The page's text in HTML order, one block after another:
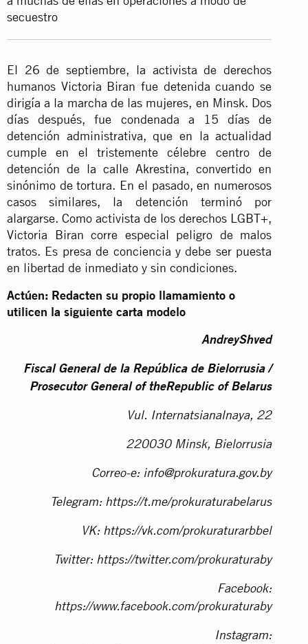
secuestro
El 26 de septiembre, la activista de derechos
humanos Victoria Biran fue detenida cuando se
dirigía a la marcha de las mujeres, en Minsk. Dos
días después, fue condenada a 15 días de
detención administrativa, que en la actualidad
cumple en el tristemente célebre centro de
detención de la calle Akrestina, convertido en
sinónimo de tortura. En el pasado, en numerosos
casos similares, la detención terminó por
alargarse. Como activista de los derechos LGBT+,
Victoria Biran corre especial peligro de malos
tratos. Es presa de conciencia y debe ser puesta
en libertad de inmediato y sin condiciones.
Actúen: Redacten su propio llamamiento o
utilicen la siguiente carta modelo
AndreyShved
Fiscal General de la República de Bielorrusia /
Prosecutor General of theRepublic of Belarus
Vul. Internatsianalnaya, 22
220030 Minsk, Bielorrusia
Correo-e: info@prokuratura.gov.by
Telegram: https://t.me/prokuraturabelarus
VK: https://vk.com/prokuraturarbbel
Twitter: https://twitter.com/prokuraturaby
Facebook:
https://www.facebook.com/prokuraturaby
Instagram: